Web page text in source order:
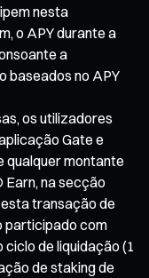
nesta
o APY durante a
a
baseados no APY
os utilizadores
Gate e
qualquer montante
Earn, na secção
transação de
participado com
de liquidação (1
de staking de